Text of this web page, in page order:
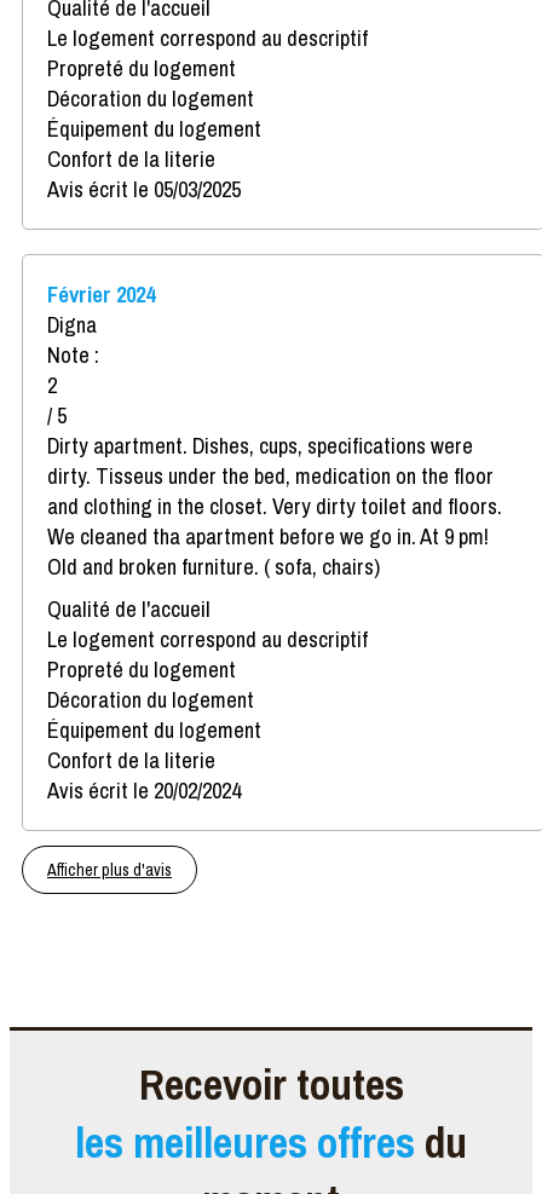
Qualité de l'accueil
Le logement correspond au descriptif
Propreté du logement
Décoration du logement
Équipement du logement
Confort de la literie
Avis écrit le 05/03/2025
Février 2024
Digna
Note :
2
/ 5
Dirty apartment. Dishes, cups, specifications were
dirty. Tisseus under the bed, medication on the floor
and clothing in the closet. Very dirty toilet and floors.
We cleaned tha apartment before we go in. At 9 pm!
Old and broken furniture. ( sofa, chairs)
Qualité de l'accueil
Le logement correspond au descriptif
Propreté du logement
Décoration du logement
Équipement du logement
Confort de la literie
Avis écrit le 20/02/2024
Afficher plus d'avis
Recevoir toutes
les meilleures offres du